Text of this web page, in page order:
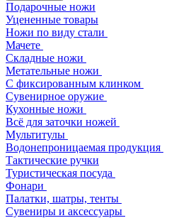
Подарочные ножи
Уцененные товары
Ножи по виду стали
Мачете
Складные ножи
Метательные ножи
С фиксированным клинком
Сувенирное оружие
Кухонные ножи
Всё для заточки ножей
Мультитулы
Водонепроницаемая продукция
Тактические ручки
Туристическая посуда
Фонари
Палатки, шатры, тенты
Сувениры и аксессуары